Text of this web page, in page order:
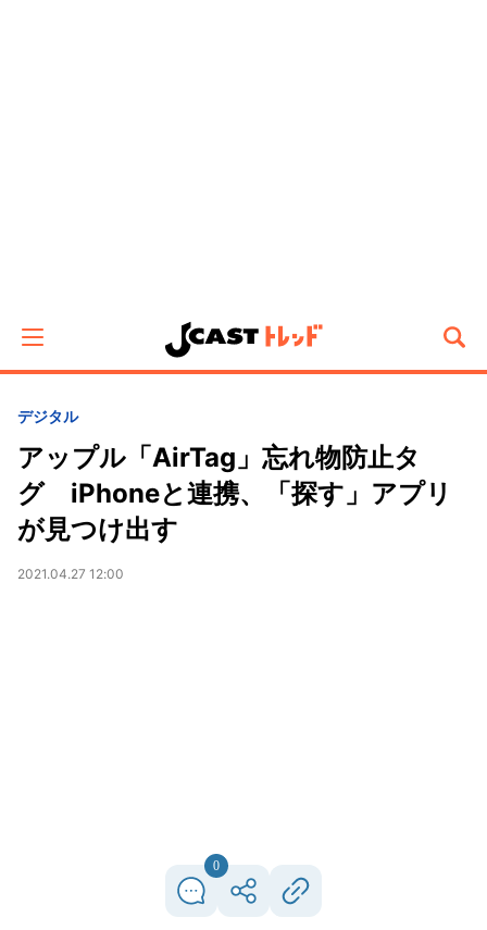
デジタル
アップル「AirTag」忘れ物防止タ
グ iPhoneと連携、「探す」アプリ
が見つけ出す
2021.04.27 12:00
0